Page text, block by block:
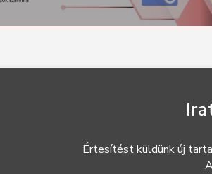
Értesítést küldünk új